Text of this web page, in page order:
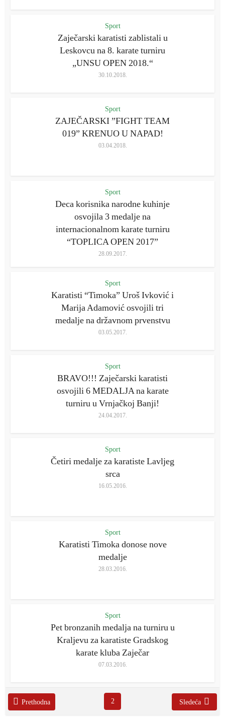
Sport
Zaječarski karatisti zablistali u
Leskovcu na 8. karate turniru
„UNSU OPEN 2018.“
30.10.2018.
Sport
ZAJEČARSKI ”FIGHT TEAM
019” KRENUO U NAPAD!
03.04.2018.
Sport
Deca korisnika narodne kuhinje
osvojila 3 medalje na
internacionalnom karate turniru
“TOPLICA OPEN 2017”
28.09.2017.
Sport
Karatisti “Timoka” Uroš Ivković i
Marija Adamović osvojili tri
medalje na državnom prvenstvu
03.05.2017.
Sport
BRAVO!!! Zaječarski karatisti
osvojili 6 MEDALJA na karate
turniru u Vrnjačkoj Banji!
24.04.2017.
Sport
Četiri medalje za karatiste Lavljeg
srca
16.05.2016.
Sport
Karatisti Timoka donose nove
medalje
28.03.2016.
Sport
Pet bronzanih medalja na turniru u
Kraljevu za karatiste Gradskog
karate kluba Zaječar
07.03.2016.
Prethodna 2 Sledeća